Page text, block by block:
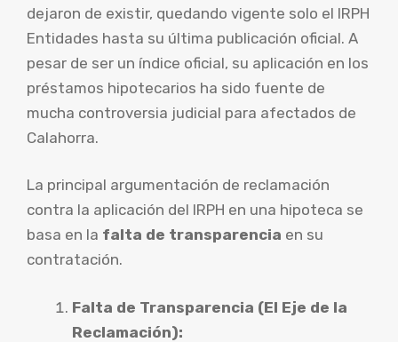
dejaron de existir, quedando vigente solo el IRPH
Entidades hasta su última publicación oficial. A
pesar de ser un índice oficial, su aplicación en los
préstamos hipotecarios ha sido fuente de
mucha controversia judicial para afectados de
Calahorra.
La principal argumentación de reclamación
contra la aplicación del IRPH en una hipoteca se
basa en la falta de transparencia en su
contratación.
Falta de Transparencia (El Eje de la
Reclamación):